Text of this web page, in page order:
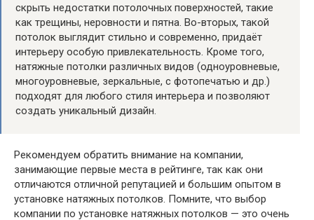
скрыть недостатки потолочных поверхностей, такие
как трещины, неровности и пятна. Во-вторых, такой
потолок выглядит стильно и современно, придаёт
интерьеру особую привлекательность. Кроме того,
натяжные потолки различных видов (одноуровневые,
многоуровневые, зеркальные, с фотопечатью и др.)
подходят для любого стиля интерьера и позволяют
создать уникальный дизайн.
Рекомендуем обратить внимание на компании,
занимающие первые места в рейтинге, так как они
отличаются отличной репутацией и большим опытом в
установке натяжных потолков. Помните, что выбор
компании по установке натяжных потолков — это очень